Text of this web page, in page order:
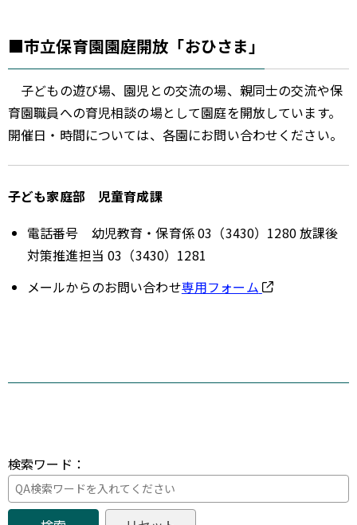
■市立保育園園庭開放「おひさま」
子どもの遊び場、園児との交流の場、親同士の交流や保
育園職員への育児相談の場として園庭を開放しています。
開催日・時間については、各園にお問い合わせください。
子ども家庭部 児童育成課
電話番号 幼児教育・保育係 03（3430）1280 放課後
対策推進担当 03（3430）1281
メールからのお問い合わせ専用フォーム
検索ワード：